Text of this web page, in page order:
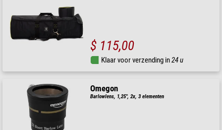
$ 115,00
Klaar voor verzending in24 u
Omegon
Barlowlens, 1,25", 2x, 3 elementen